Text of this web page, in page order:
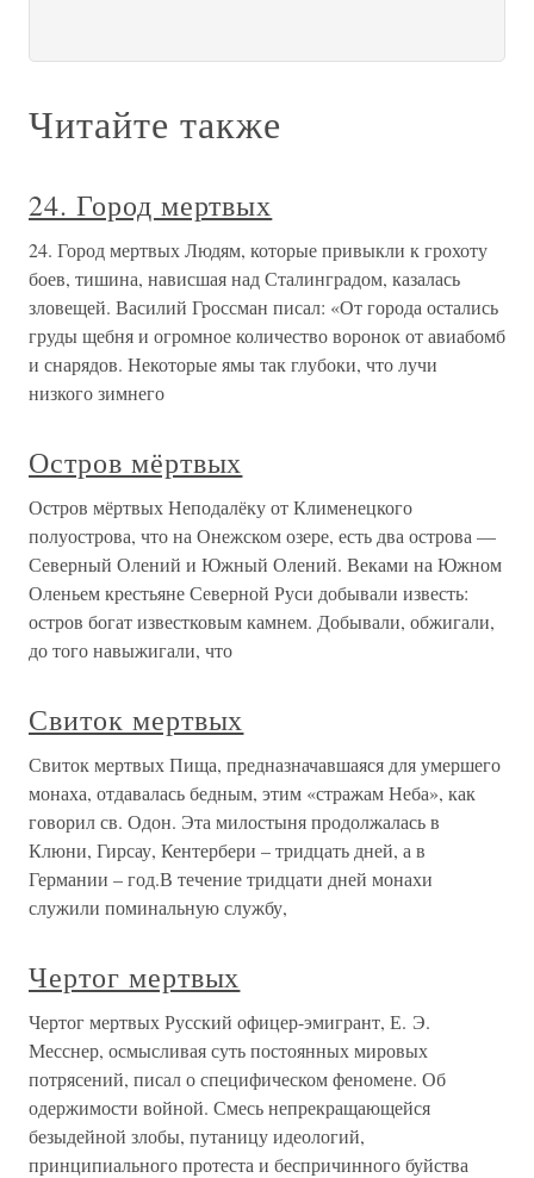
Читайте также
24. Город мертвых
24. Город мертвых Людям, которые привыкли к грохоту
боев, тишина, нависшая над Сталинградом, казалась
зловещей. Василий Гроссман писал: «От города остались
груды щебня и огромное количество воронок от авиабомб
и снарядов. Некоторые ямы так глубоки, что лучи
низкого зимнего
Остров мёртвых
Остров мёртвых Неподалёку от Клименецкого
полуострова, что на Онежском озере, есть два острова —
Северный Олений и Южный Олений. Веками на Южном
Оленьем крестьяне Северной Руси добывали известь:
остров богат известковым камнем. Добывали, обжигали,
до того навыжигали, что
Свиток мертвых
Свиток мертвых Пища, предназначавшаяся для умершего
монаха, отдавалась бедным, этим «стражам Неба», как
говорил св. Одон. Эта милостыня продолжалась в
Клюни, Гирсау, Кентербери – тридцать дней, а в
Германии – год.В течение тридцати дней монахи
служили поминальную службу,
Чертог мертвых
Чертог мертвых Русский офицер-эмигрант, Е. Э.
Месснер, осмысливая суть постоянных мировых
потрясений, писал о специфическом феномене. Об
одержимости войной. Смесь непрекращающейся
безыдейной злобы, путаницу идеологий,
принципиального протеста и беспричинного буйства